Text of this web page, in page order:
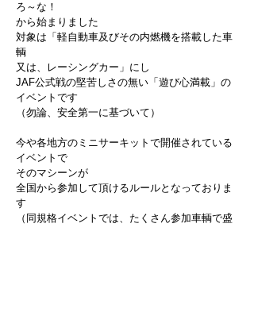
ろ～な！
から始まりました
対象は「軽自動車及びその内燃機を搭載した車
輌
又は、レーシングカー」にし
JAF公式戦の堅苦しさの無い「遊び心満載」の
イベントです
（勿論、安全第一に基づいて）
今や各地方のミニサーキットで開催されている
イベントで
そのマシーンが
全国から参加して頂けるルールとなっておりま
す
（同規格イベントでは、たくさん参加車輌で盛